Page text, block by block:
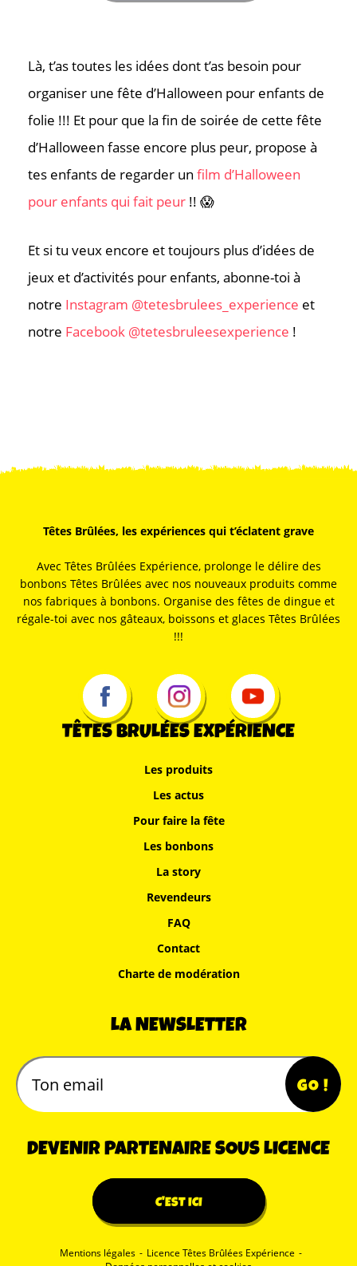
Là, t’as toutes les idées dont t’as besoin pour
organiser une fête d’Halloween pour enfants de
folie !!! Et pour que la fin de soirée de cette fête
d’Halloween fasse encore plus peur, propose à
tes enfants de regarder un film d’Halloween
pour enfants qui fait peur !! 😱
Et si tu veux encore et toujours plus d’idées de
jeux et d’activités pour enfants, abonne-toi à
notre Instagram @tetesbrulees_experience et
notre Facebook @tetesbruleesexperience !
Têtes Brûlées, les expériences qui t’éclatent grave
Avec Têtes Brûlées Expérience, prolonge le délire des
bonbons Têtes Brûlées avec nos nouveaux produits comme
nos fabriques à bonbons. Organise des fêtes de dingue et
régale-toi avec nos gâteaux, boissons et glaces Têtes Brûlées
!!!
TÊTES BRULÉES EXPÉRIENCE
Les produits
Les actus
Pour faire la fête
Les bonbons
La story
Revendeurs
FAQ
Contact
Charte de modération
LA NEWSLETTER
DEVENIR PARTENAIRE SOUS LICENCE
C'EST ICI
Mentions légales - Licence Têtes Brûlées Expérience -